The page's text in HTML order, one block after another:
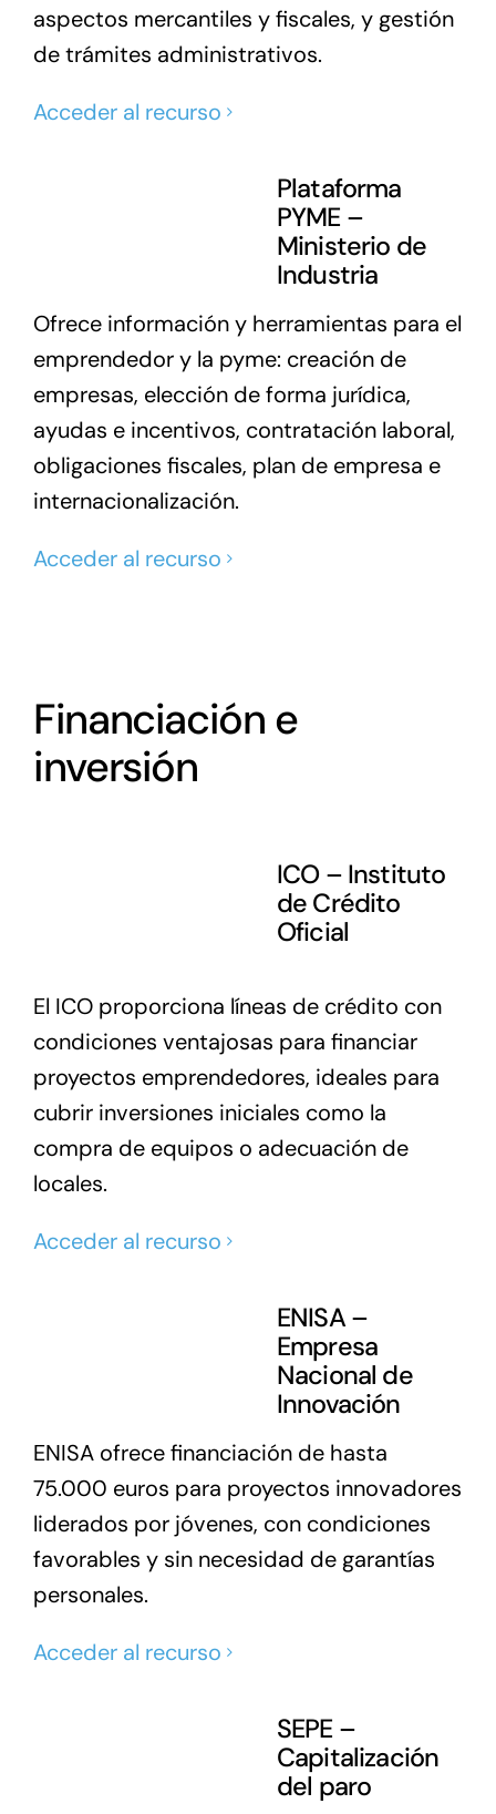
aspectos mercantiles y fiscales, y gestión
de trámites administrativos.
Acceder al recurso
Plataforma
PYME –
Ministerio de
Industria
Ofrece información y herramientas para el
emprendedor y la pyme: creación de
empresas, elección de forma jurídica,
ayudas e incentivos, contratación laboral,
obligaciones fiscales, plan de empresa e
internacionalización.
Acceder al recurso
Financiación e
inversión
ICO – Instituto
de Crédito
Oficial
El ICO proporciona líneas de crédito con
condiciones ventajosas para financiar
proyectos emprendedores, ideales para
cubrir inversiones iniciales como la
compra de equipos o adecuación de
locales.
Acceder al recurso
ENISA –
Empresa
Nacional de
Innovación
ENISA ofrece financiación de hasta
75.000 euros para proyectos innovadores
liderados por jóvenes, con condiciones
favorables y sin necesidad de garantías
personales.
Acceder al recurso
SEPE –
Capitalización
del paro